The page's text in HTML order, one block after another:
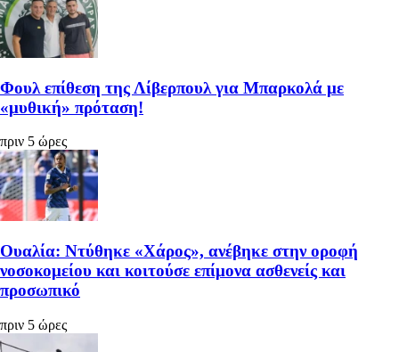
Φουλ επίθεση της Λίβερπουλ για Μπαρκολά με
«μυθική» πρόταση!
πριν 5 ώρες
Ουαλία: Ντύθηκε «Χάρος», ανέβηκε στην οροφή
νοσοκομείου και κοιτούσε επίμονα ασθενείς και
προσωπικό
πριν 5 ώρες